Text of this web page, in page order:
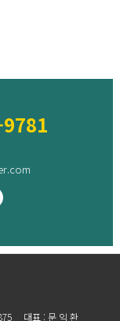
대표 : 문 익 환